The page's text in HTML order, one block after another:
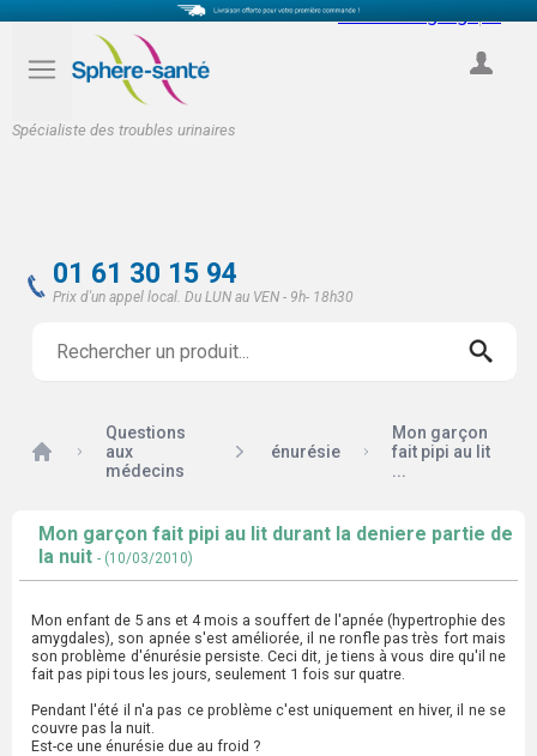
Spécialiste des troubles urinaires
Select Language
01 61 30 15 94
Prix d'un appel local. Du LUN au VEN - 9h- 18h30
Accueil
Questions
aux
médecins
énurésie
Mon garçon
fait pipi au lit
...
Mon garçon fait pipi au lit durant la deniere partie de
la nuit - (10/03/2010)
Mon enfant de 5 ans et 4 mois a souffert de l'apnée (hypertrophie des
amygdales), son apnée s'est améliorée, il ne ronfle pas très fort mais
son problème d'énurésie persiste. Ceci dit, je tiens à vous dire qu'il ne
fait pas pipi tous les jours, seulement 1 fois sur quatre.
Pendant l'été il n'a pas ce problème c'est uniquement en hiver, il ne se
couvre pas la nuit.
Est-ce une énurésie due au froid ?